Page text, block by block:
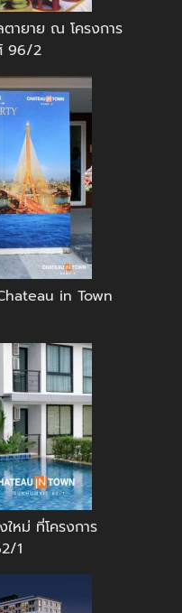
ตายาย ณ โครงการ
96/2
in Town
หม่ ที่โครงการ
1